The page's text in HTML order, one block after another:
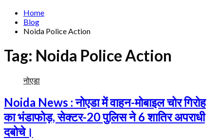
Home
Blog
Noida Police Action
Tag: Noida Police Action
नोएडा
Noida News : नोएडा में वाहन-मोबाइल चोर गिरोह
का भंडाफोड़, सेक्टर-20 पुलिस ने 6 शातिर अपराधी
दबोचे।